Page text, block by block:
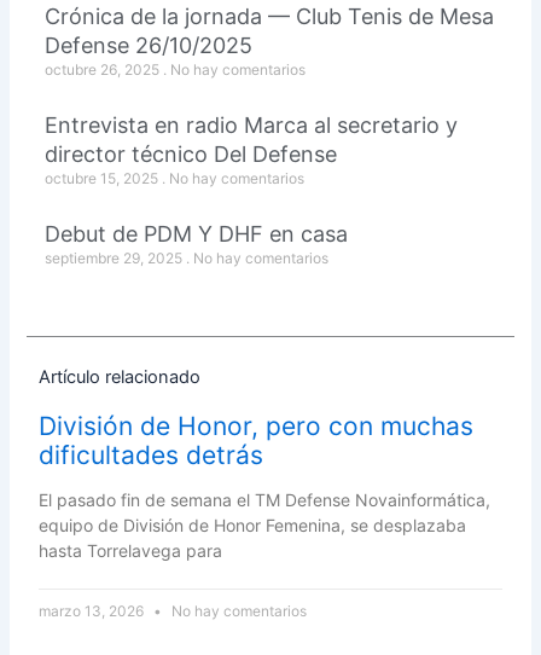
Crónica de la jornada — Club Tenis de Mesa
Defense 26/10/2025
octubre 26, 2025 No hay comentarios
Entrevista en radio Marca al secretario y
director técnico Del Defense
octubre 15, 2025 No hay comentarios
Debut de PDM Y DHF en casa
septiembre 29, 2025 No hay comentarios
Artículo relacionado
División de Honor, pero con muchas
dificultades detrás
El pasado fin de semana el TM Defense Novainformática,
equipo de División de Honor Femenina, se desplazaba
hasta Torrelavega para
marzo 13, 2026 No hay comentarios